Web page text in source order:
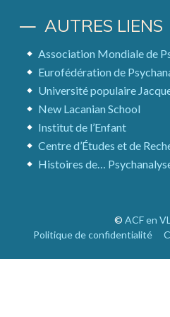
AUTRES LIENS
Association Mondiale de
Eurofédération de
Université populaire
New Lacanian School
Institut de l’Enfant
Centre d’Études et de
Histoires de…
© ACF en
Politique de confidentialité